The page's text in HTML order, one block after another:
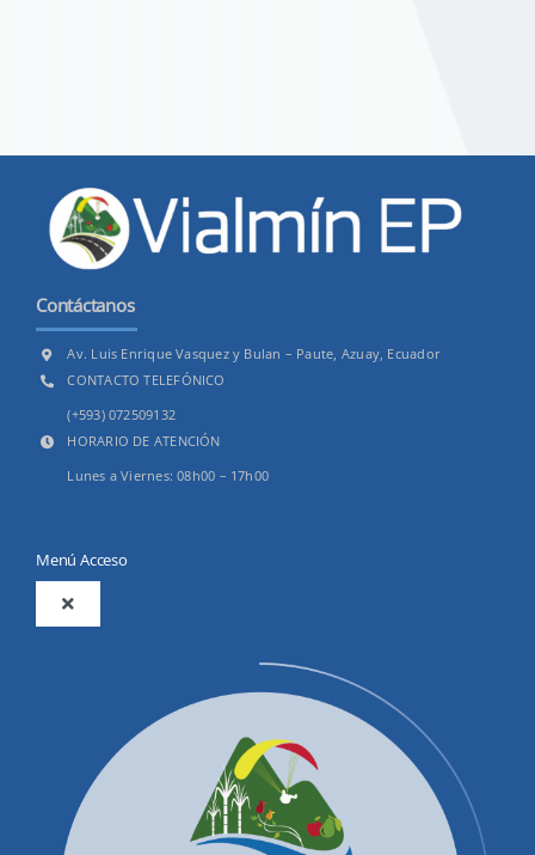
Contáctanos
Av. Luis Enrique Vasquez y Bulan – Paute, Azuay, Ecuador
CONTACTO TELEFÓNICO
(+593) 072509132
HORARIO DE ATENCIÓN
Lunes a Viernes: 08h00 – 17h00
Menú Acceso
Toggle
Productos y Servicios
Convocatorias Precalificación